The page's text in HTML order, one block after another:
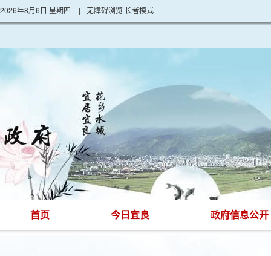
2026年8月6日 星期四 | 无障碍浏览长者模式
首页 今日宜良 政府信息公开